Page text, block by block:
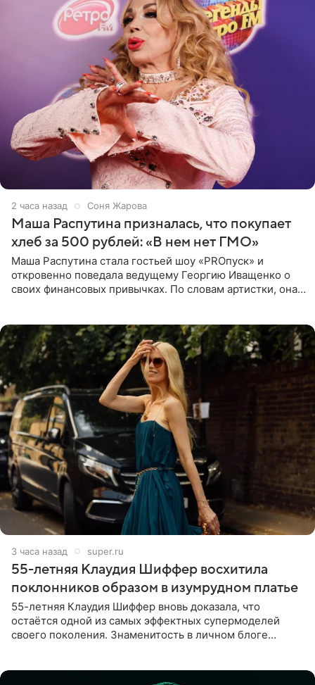
2 часа назад Соня Жарова
Маша Распутина призналась, что покупает
хлеб за 500 рублей: «В нем нет ГМО»
Маша Распутина стала гостьей шоу «PROпуск» и
откровенно поведала ведущему Георгию Иващенко о
своих финансовых привычках. По словам артистки, она
3 часа назад super.ru
55-летняя Клаудия Шиффер восхитила
поклонников образом в изумрудном платье
55-летняя Клаудия Шиффер вновь доказала, что
остаётся одной из самых эффектных супермоделей
своего поколения. Знаменитость в личном блоге